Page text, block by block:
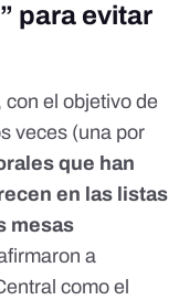
para evitar
con el objetivo de
veces (una por
que han
en las listas
mesas
a
como el